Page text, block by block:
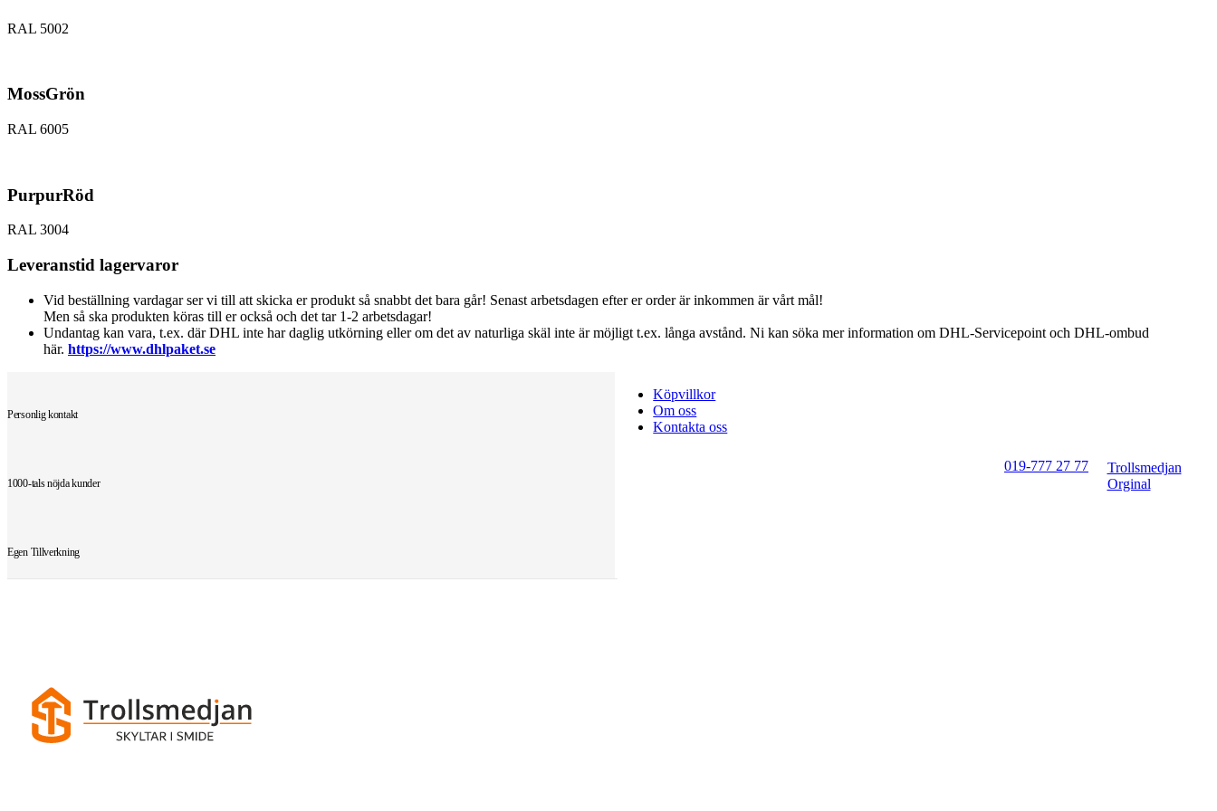
RAL 5002
MossGrön
RAL 6005
PurpurRöd
RAL 3004
Leveranstid lagervaror
Vid beställning vardagar ser vi till att skicka er produkt så snabbt det bara går! Senast arbetsdagen efter er order är inkommen är vårt mål!
Men så ska produkten köras till er också och det tar 1-2 arbetsdagar!
Undantag kan vara, t.ex. där DHL inte har daglig utkörning eller om det av naturliga skäl inte är möjligt t.ex. långa avstånd. Ni kan söka mer information om DHL-Servicepoint och DHL-ombud
här. https://www.dhlpaket.se
Personlig kontakt
1000-tals nöjda kunder
Egen Tillverkning
Köpvillkor
Om oss
Kontakta oss
019-777 27 77
Trollsmedjan
Orginal